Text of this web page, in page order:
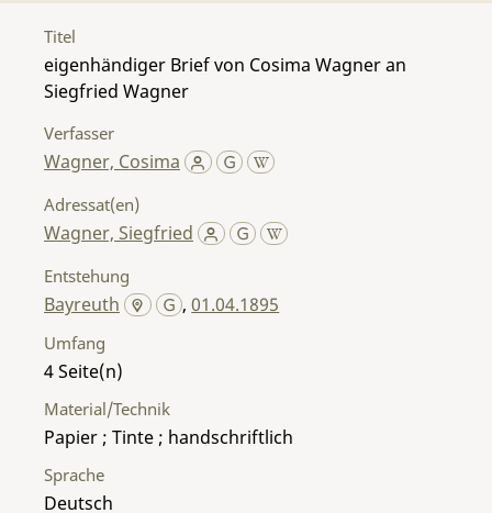
Titel
eigenhändiger Brief von Cosima Wagner an
Siegfried Wagner
Verfasser
Wagner, Cosima
Adressat(en)
Wagner, Siegfried
Entstehung
Bayreuth ,01.04.1895
Umfang
4
Material/Technik
Papier ; Tinte ; handschriftlich
Sprache
Deutsch